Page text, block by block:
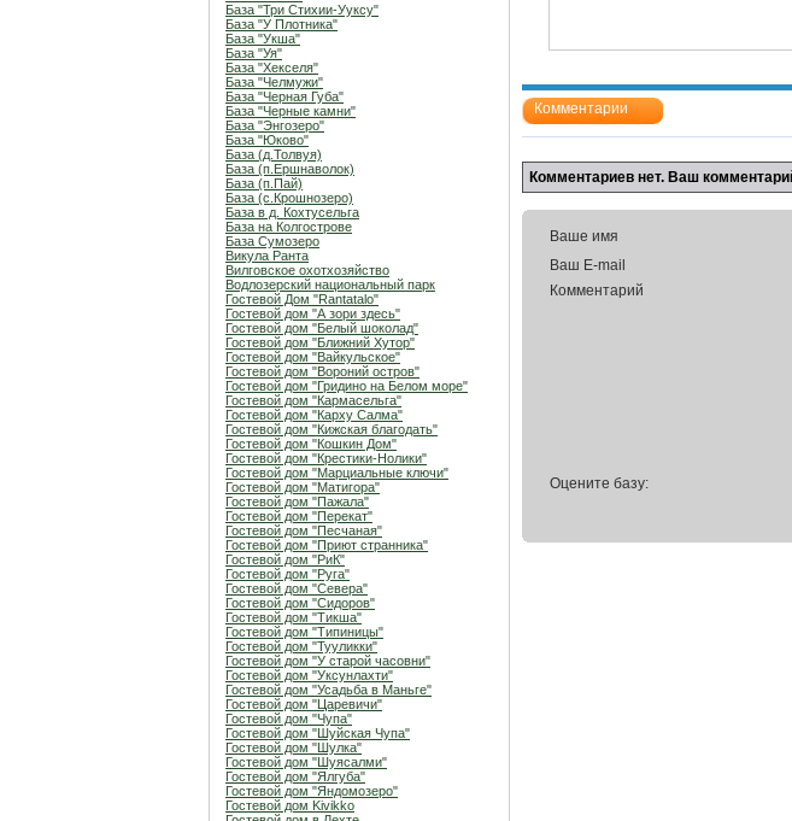
База "Три Стихии-Ууксу"
База "У Плотника"
База "Укша"
База "Уя"
База "Хекселя"
База "Челмужи"
База "Черная Губа"
База "Черные камни"
База "Энгозеро"
База "Юково"
База (д.Толвуя)
База (п.Ершнаволок)
База (п.Пай)
База (с.Крошнозеро)
База в д. Кохтусельга
База на Колгострове
База Сумозеро
Викула Ранта
Вилговское охотхозяйство
Водлозерский национальный парк
Гостевой Дом "Rantatalo"
Гостевой дом "А зори здесь"
Гостевой дом "Белый шоколад"
Гостевой дом "Ближний Хутор"
Гостевой дом "Вайкульское"
Гостевой дом "Вороний остров"
Гостевой дом "Гридино на Белом море"
Гостевой дом "Кармасельга"
Гостевой дом "Карху Салма"
Гостевой дом "Кижская благодать"
Гостевой дом "Кошкин Дом"
Гостевой дом "Крестики-Нолики"
Гостевой дом "Марциальные ключи"
Гостевой дом "Матигора"
Гостевой дом "Пажала"
Гостевой дом "Перекат"
Гостевой дом "Песчаная"
Гостевой дом "Приют странника"
Гостевой дом "РиК"
Гостевой дом "Руга"
Гостевой дом "Севера"
Гостевой дом "Сидоров"
Гостевой дом "Тикша"
Гостевой дом "Типиницы"
Гостевой дом "Тууликки"
Гостевой дом "У старой часовни"
Гостевой дом "Уксунлахти"
Гостевой дом "Усадьба в Маньге"
Гостевой дом "Царевичи"
Гостевой дом "Чупа"
Гостевой дом "Шуйская Чупа"
Гостевой дом "Шулка"
Гостевой дом "Шуясалми"
Гостевой дом "Ялгуба"
Гостевой дом "Яндомозеро"
Гостевой дом Kivikko
Комментарии
Комментариев нет. Ваш
Ваше имя
Ваш E-mail
Комментарий
Оцените базу: